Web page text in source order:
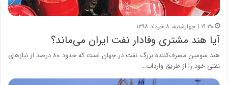
۱۹:۳۰ | چهارشنبه، ۸ خرداد ۱۳۹۸
آیا هند مشتری وفادار نفت ایران می‌ماند؟
هند سومین مصرف‌کننده بزرگ نفت در جهان است که حدود ۸۰ درصد از نیازهای
نفتی خود را از طریق واردات…